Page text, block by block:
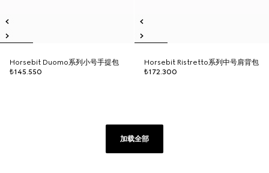
Horsebit Duomo系列小号手提包
₺145.550
Horsebit Ristretto系列中号肩背包
₺172.300
加载全部